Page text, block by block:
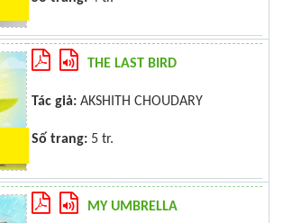
THE LAST BIRD
Tác giả: AKSHITH CHOUDARY
Số trang: 5 tr.
MY UMBRELLA